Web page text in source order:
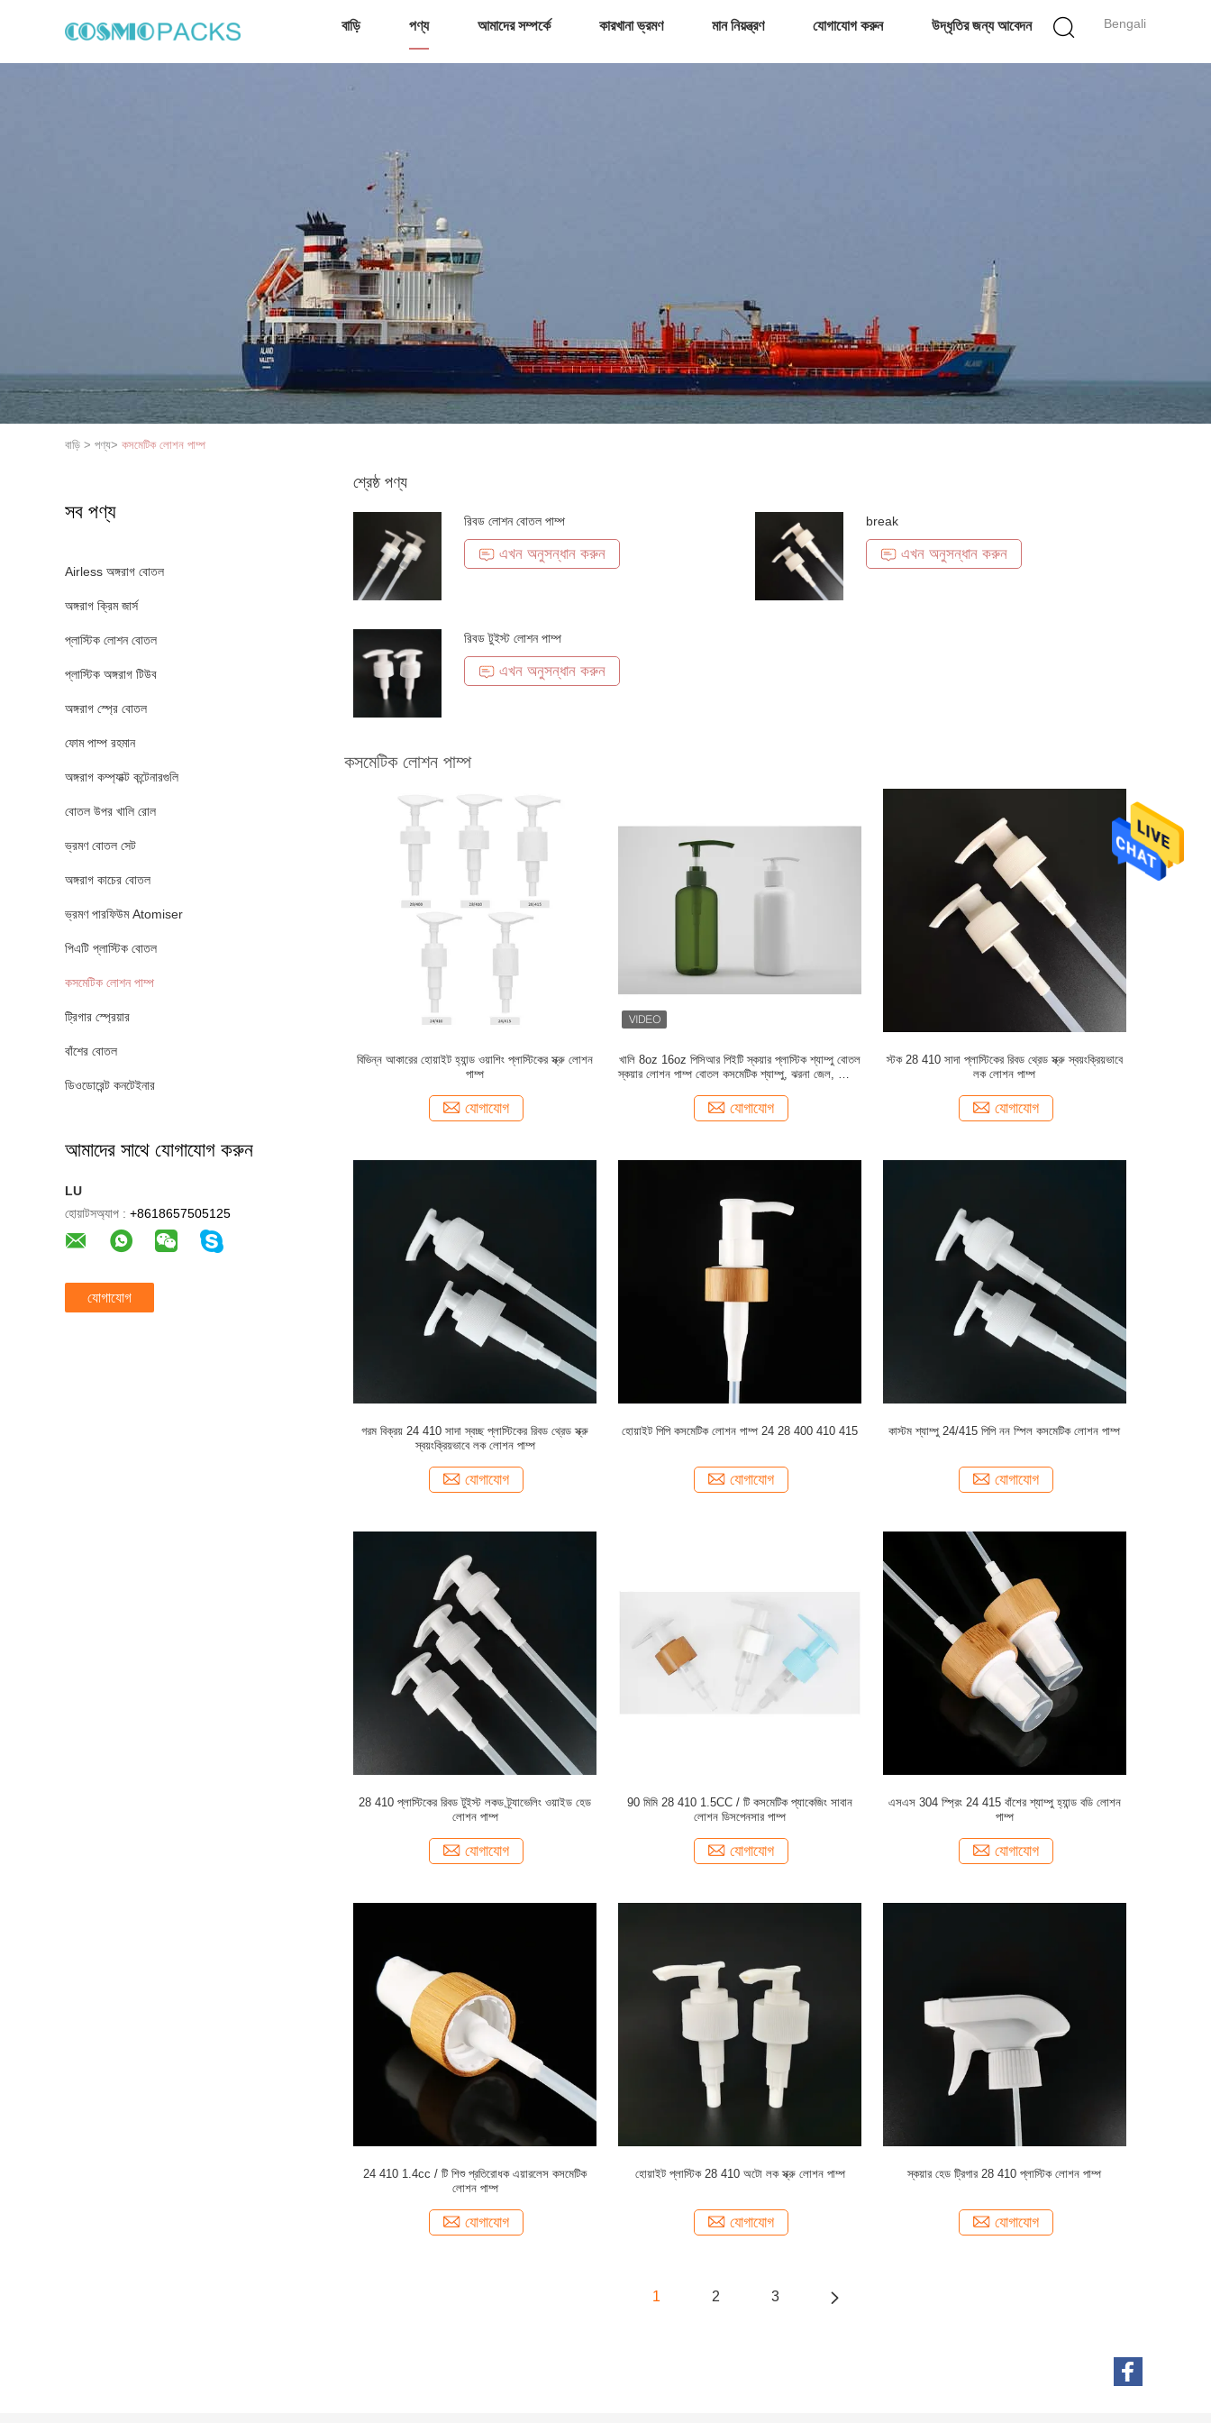
Bengali
বাড়ি পণ্য আমাদের সম্পর্কে কারখানা ভ্রমণ মান নিয়ন্ত্রণ যোগাযোগ করুন উদ্ধৃতির জন্য আবেদন
বাড়ি > পণ্য> কসমেটিক লোশন পাম্প
সব পণ্য
Airless অঙ্গরাগ বোতল
অঙ্গরাগ ক্রিম জার্স
প্লাস্টিক লোশন বোতল
প্লাস্টিক অঙ্গরাগ টিউব
অঙ্গরাগ স্প্রে বোতল
ফোম পাম্প রহমান
অঙ্গরাগ কম্প্যাক্ট কন্টেনারগুলি
বোতল উপর খালি রোল
ভ্রমণ বোতল সেট
অঙ্গরাগ কাচের বোতল
ভ্রমণ পারফিউম Atomiser
পিএটি প্লাস্টিক বোতল
কসমেটিক লোশন পাম্প
ট্রিগার স্প্রেয়ার
বাঁশের বোতল
ডিওডোরেন্ট কনটেইনার
আমাদের সাথে যোগাযোগ করুন
LU
হোয়াটসঅ্যাপ : +8618657505125
যোগাযোগ
শ্রেষ্ঠ পণ্য
রিবড লোশন বোতল পাম্প
এখন অনুসন্ধান করুন
break
এখন অনুসন্ধান করুন
রিবড টুইস্ট লোশন পাম্প
এখন অনুসন্ধান করুন
কসমেটিক লোশন পাম্প
বিভিন্ন আকারের হোয়াইট হ্যান্ড ওয়াশিং প্লাস্টিকের স্ক্রু লোশন
পাম্প
যোগাযোগ
খালি 8oz 16oz পিসিআর পিইটি স্কয়ার প্লাস্টিক শ্যাম্পু বোতল
স্কয়ার লোশন পাম্প বোতল কসমেটিক শ্যাম্পু, ঝরনা জেল, লোশন
যোগাযোগ
স্টক 28 410 সাদা প্লাস্টিকের রিবড থ্রেড স্ক্রু স্বয়ংক্রিয়ভাবে
লক লোশন পাম্প
যোগাযোগ
গরম বিক্রয় 24 410 সাদা স্বচ্ছ প্লাস্টিকের রিবড থ্রেড স্ক্রু
স্বয়ংক্রিয়ভাবে লক লোশন পাম্প
যোগাযোগ
হোয়াইট পিপি কসমেটিক লোশন পাম্প 24 28 400 410 415
যোগাযোগ
কাস্টম শ্যাম্পু 24/415 পিপি নন স্পিল কসমেটিক লোশন পাম্প
যোগাযোগ
28 410 প্লাস্টিকের রিবড টুইস্ট লকড ট্র্যাভেলিং ওয়াইড হেড
লোশন পাম্প
যোগাযোগ
90 মিমি 28 410 1.5CC / টি কসমেটিক প্যাকেজিং সাবান
লোশন ডিসপেনসার পাম্প
যোগাযোগ
এসএস 304 স্প্রিং 24 415 বাঁশের শ্যাম্পু হ্যান্ড বডি লোশন
পাম্প
যোগাযোগ
24 410 1.4cc / টি শিশু প্রতিরোধক এয়ারলেস কসমেটিক
লোশন পাম্প
যোগাযোগ
হোয়াইট প্লাস্টিক 28 410 অটো লক স্ক্রু লোশন পাম্প
যোগাযোগ
স্কয়ার হেড ট্রিগার 28 410 প্লাস্টিক লোশন পাম্প
যোগাযোগ
1 2 3